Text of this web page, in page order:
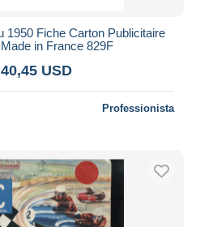
1950 Fiche Carton Publicitaire
in France 829F
USD
Professionista